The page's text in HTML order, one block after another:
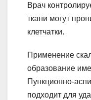
Врач
ткани могут
клетчатки.
Применение
образование
Пункционно-
подходит для